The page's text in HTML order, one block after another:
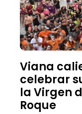
Viana
celebrar
la Virgen
Roque